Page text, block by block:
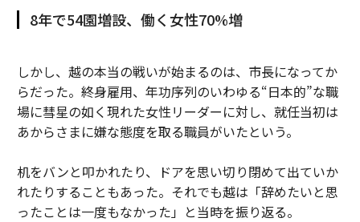
8年で54園増設、働く女性70%増
しかし、越の本当の戦いが始まるのは、市長になってか
らだった。終身雇用、年功序列のいわゆる“日本的”な職
場に彗星の如く現れた女性リーダーに対し、就任当初は
あからさまに嫌な態度を取る職員がいたという。
机をバンと叩かれたり、ドアを思い切り閉めて出ていか
れたりすることもあった。それでも越は「辞めたいと思
ったことは一度もなかった」と当時を振り返る。